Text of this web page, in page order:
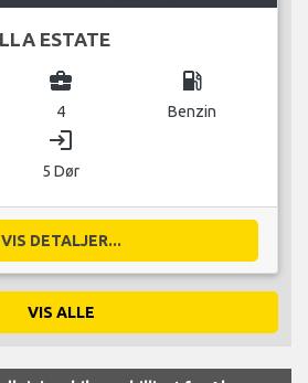
ESTATE
business_center
4
local_gas_station
Benzin
login
5 Dør
VIS DETALJER...
VIS ALLE